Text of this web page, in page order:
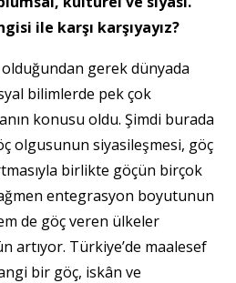
ile karşı karşıyayız?
gerek dünyada
bilimlerde pek çok
konusu oldu. Şimdi burada
olgusunun siyasileşmesi, göç
birlikte göçün birçok
entegrasyon boyutunun
de göç veren ülkeler
artıyor. Türkiye’de maalesef
bir göç, iskân ve